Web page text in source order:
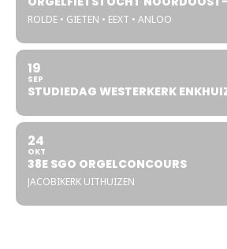
ROLDE • GIETEN • EEXT • ANLOO
19
SEP
STUDIEDAG WESTERKERK
24
OKT
38E SGO ORGELCONCOURS
JACOBIKERK UITHUIZEN